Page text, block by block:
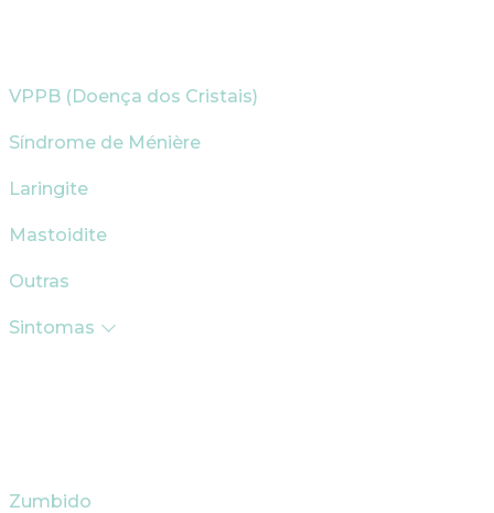
VPPB (Doença dos Cristais)
Síndrome de Ménière
Laringite
Mastoidite
Outras
Sintomas
Zumbido